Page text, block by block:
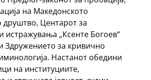
на Македонското
Центарот за
истражувања „Ксенте Богоев“
за кривично
Настанот обедини
на институциите,